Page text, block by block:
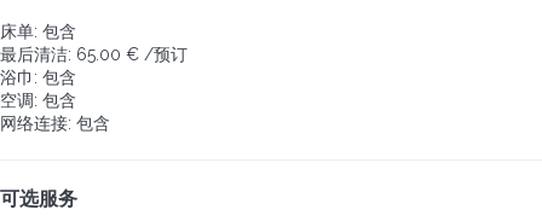
床单: 包含
最后清洁: 65.00 € /预订
浴巾: 包含
空调: 包含
网络连接: 包含
可选服务